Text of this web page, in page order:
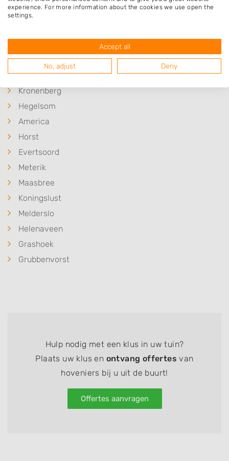
Op 6,91 km afstand
Meer hoveniers in Sevenum
Plaatsen in de buurt
Kronenberg
Hegelsom
America
Horst
Evertsoord
Meterik
Maasbree
Koningslust
Melderslo
Helenaveen
Grashoek
Grubbenvorst
Hulp nodig met een klus in uw tuin?
Plaats uw klus en ontvang offertes van
hoveniers bij u uit de buurt!
Offertes aanvragen
experience. For more information about the cookies we use open the
settings.
Accept all
No, adjust Deny